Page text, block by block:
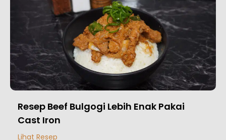
Resep Beef Bulgogi Lebih Enak Pakai
Cast Iron
Lihat Resep